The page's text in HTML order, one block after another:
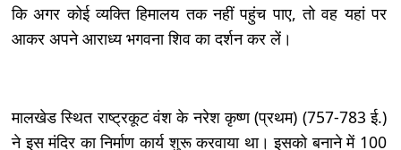
कि अगर कोई व्यक्ति हिमालय तक नहीं पहुंच पाए, तो वह यहां पर
आकर अपने आराध्य भगवना शिव का दर्शन कर लें।
मालखेड स्थित राष्ट्रकूट वंश के नरेश कृष्ण (प्रथम) (757-783 ई.)
ने इस मंदिर का निर्माण कार्य शुरू करवाया था। इसको बनाने में 100